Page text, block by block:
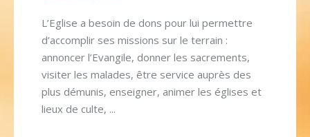
L’Eglise a besoin de dons pour lui permettre
d’accomplir ses missions sur le terrain :
annoncer l’Evangile, donner les sacrements,
visiter les malades, être service auprès des
plus démunis, enseigner, animer les églises et
lieux de culte, ...